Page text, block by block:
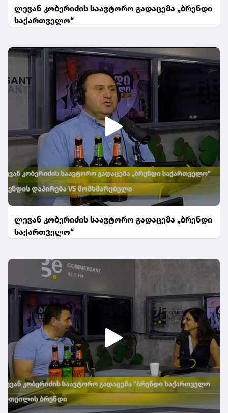
ლევან კობერიძის საავტორო გადაცემა „ბრენდი
საქართველო“
ლევან კობერიძის საავტორო გადაცემა „ბრენდი
საქართველო“